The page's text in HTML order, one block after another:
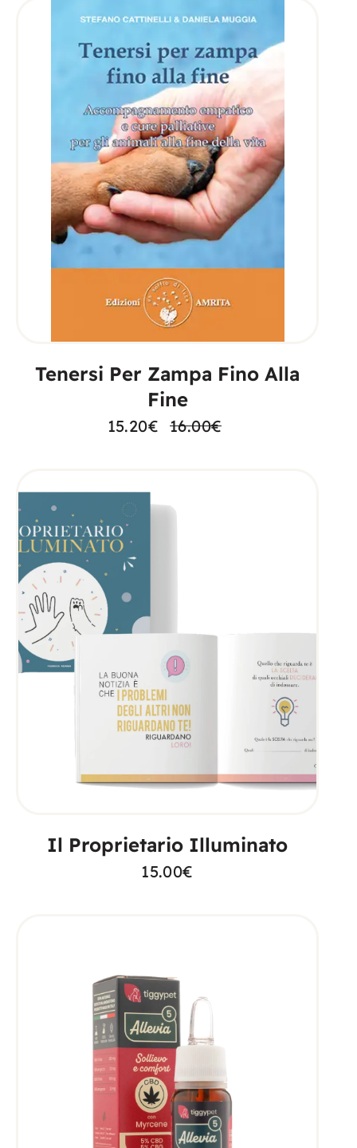
AGGIUNGI AL CARRELLO
Tenersi Per Zampa Fino Alla
Fine
16.00€
15.20€
AGGIUNGI AL CARRELLO
Il Proprietario Illuminato
15.00€